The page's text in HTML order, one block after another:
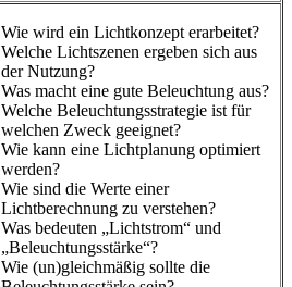
Wie wird ein Lichtkonzept erarbeitet?
Welche Lichtszenen ergeben sich aus
der Nutzung?
Was macht eine gute Beleuchtung aus?
Welche Beleuchtungsstrategie ist für
welchen Zweck geeignet?
Wie kann eine Lichtplanung optimiert
werden?
Wie sind die Werte einer
Lichtberechnung zu verstehen?
Was bedeuten „Lichtstrom“ und
„Beleuchtungsstärke“?
Wie (un)gleichmäßig sollte die